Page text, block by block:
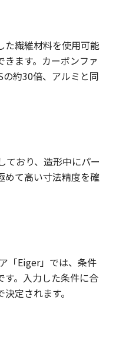
た繊維材料を使用可能
ます。カーボンファ
約30倍、アルミと同
ており、造形中にパー
めて高い寸法精度を確
「Eiger」では、条件
す。入力した条件に合
定されます。